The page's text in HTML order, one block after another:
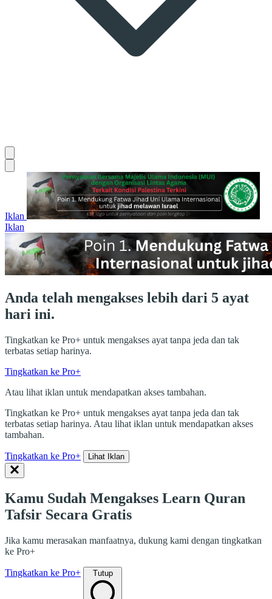
Iklan
Iklan
Anda telah mengakses lebih dari 5 ayat
hari ini.
Tingkatkan ke Pro+ untuk mengakses ayat tanpa jeda dan tak
terbatas setiap harinya.
Tingkatkan ke Pro+
Atau lihat iklan untuk mendapatkan akses tambahan.
Tingkatkan ke Pro+ untuk mengakses ayat tanpa jeda dan tak
terbatas setiap harinya. Atau lihat iklan untuk mendapatkan akses
tambahan.
Tingkatkan ke Pro+ Lihat Iklan
Kamu Sudah Mengakses Learn Quran
Tafsir Secara Gratis
Jika kamu merasakan manfaatnya, dukung kami dengan tingkatkan
ke Pro+
Tingkatkan ke Pro+ Tutup